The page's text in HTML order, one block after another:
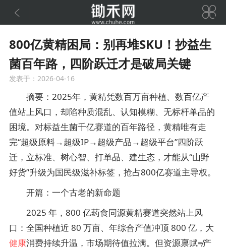
 
800亿黄精困局：别再堆SKU！抄益生
菌百年路，四阶跃迁才是破局关键
发表于：2026-04-16
摘要：2025年，黄精凭数百万亩种植、数百亿产
值站上风口，却陷种质混乱、认知模糊、无标杆单品的
困境。对标益生菌千亿赛道的百年路径，黄精唯有走
完“超级原料→超级IP→超级产品→超级平台”四阶跃
迁，立标准、树心智、打单品、建生态，才能从“山野
好货”升级为国民级滋补标签，抢占800亿赛道主导权。
开篇：一个古老的新命题
2025 年，800 亿药食同源黄精赛道突然站上风
口：全国种植近 80 万亩、年综合产值冲顶 800 亿，大
健康消费持续升温，市场期待值拉满。但资源禀赋≠产